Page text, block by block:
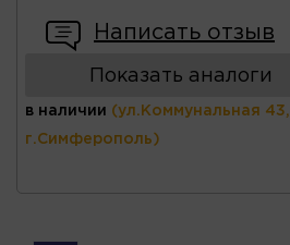
Написать отзыв
Показать аналоги
в наличии (ул.Коммунальная 43,
г.Симферополь)